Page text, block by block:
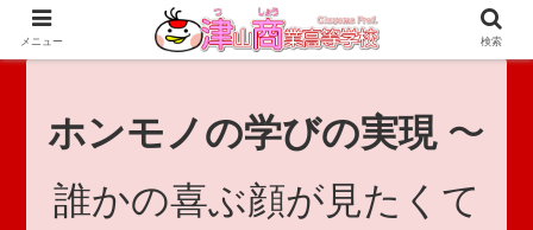
since 1921｜地域と共に未来へつなげ！｜Tsuyama Commercial High School
ホンモノの学びの実現〜
誰かの喜ぶ顔が見たくて
メニュー 検索